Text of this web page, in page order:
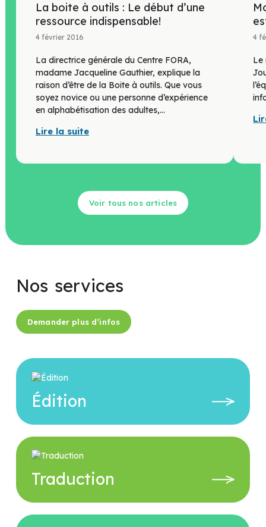
La boite à outils : Le début d’une
ressource indispensable!
4 février 2016
La directrice générale du Centre FORA,
madame Jacqueline Gauthier, explique la
raison d’être de la Boite à outils. Que vous
soyez novice ou une personne d’expérience
en alphabétisation des adultes,...
Lire la suite
4
Le
Voir tous nos articles
Nos services
Demander plus d’infos
Édition
Traduction